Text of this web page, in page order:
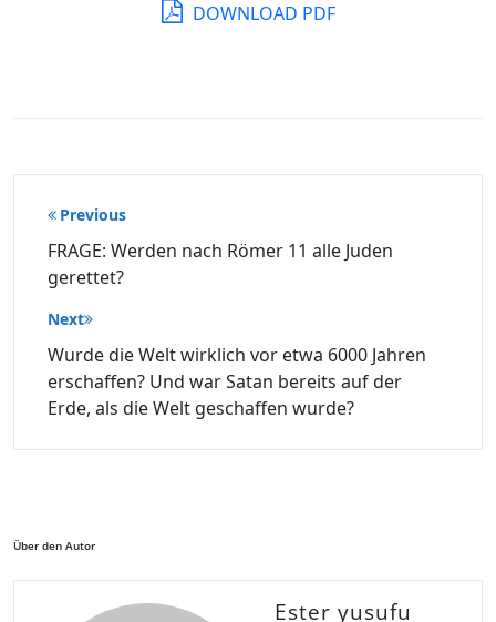
DOWNLOAD PDF
Beitragsnavigation
Previous
FRAGE: Werden nach Römer 11 alle Juden
gerettet?
Next
Wurde die Welt wirklich vor etwa 6000 Jahren
erschaffen? Und war Satan bereits auf der
Erde, als die Welt geschaffen wurde?
Über den Autor
Ester yusufu